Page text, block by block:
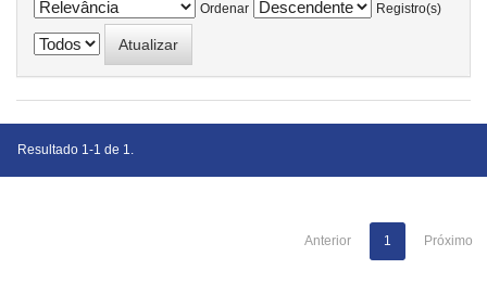
Ordenar
Registro(s)
Resultado 1-1 de 1.
Anterior 1 Próximo